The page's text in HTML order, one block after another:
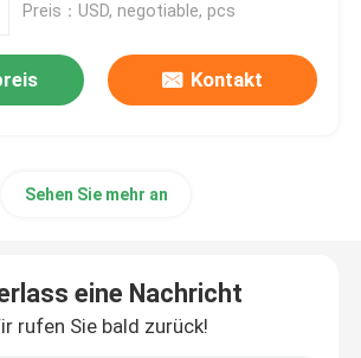
Preis：USD, negotiable, pcs
Kontakt
Sehen Sie mehr an
eine Nachricht
rufen Sie bald zurück!